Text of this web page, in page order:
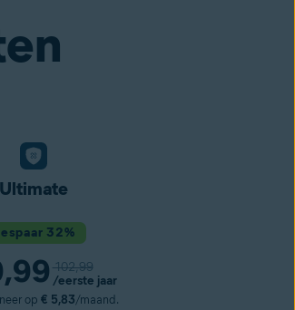
Ultimate
32%
102,99
/eerste jaar
op € 5,83/maand.